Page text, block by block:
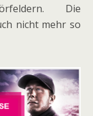
Die
nicht mehr so